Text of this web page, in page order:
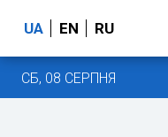
UA EN RU
СБ, 08 СЕРПНЯ